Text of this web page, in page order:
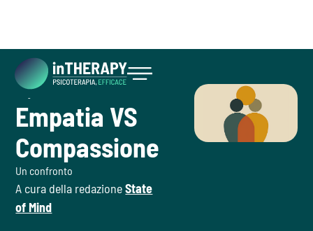
August 14, 2026
Empatia VS
Compassione
Un confronto
A cura della redazioneState
of Mind